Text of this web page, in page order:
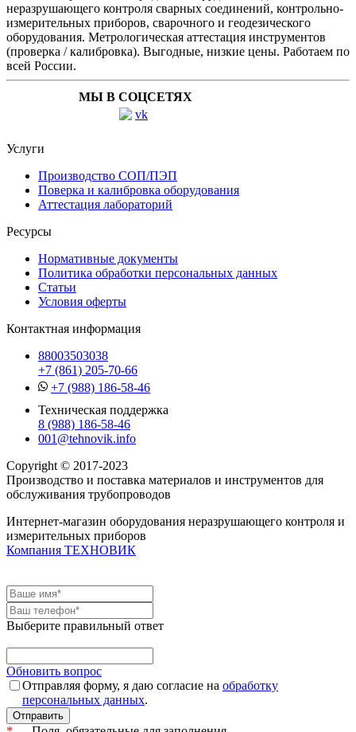
неразрушающего контроля сварных соединений, контрольно-
измерительных приборов, сварочного и геодезического
оборудования. Метрологическая аттестация инструментов
(проверка / калибровка). Выгодные, низкие цены. Работаем по
всей России.
МЫ В СОЦСЕТЯХ
Услуги
Производство СОП/ПЭП
Поверка и калибровка оборудования
Аттестация лабораторий
Ресурсы
Нормативные документы
Политика обработки персональных данных
Статьи
Условия оферты
Контактная информация
88003503038
+7 (861) 205-70-66
+7 (988) 186-58-46
Техническая поддержка
8 (988) 186-58-46
001@tehnovik.info
Copyright © 2017-2023
Производство и поставка материалов и инструментов для
обслуживания трубопроводов
Интернет-магазин оборудования неразрушающего контроля и
измерительных приборов
Компания ТЕХНОВИК
Выберите правильный ответ
Обновить вопрос
Отправляя форму, я даю согласие на обработку
персональных данных.